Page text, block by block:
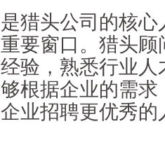
头公司的核心
要窗口。猎头
验，熟悉行业
根据企业的需
业招聘更优秀的